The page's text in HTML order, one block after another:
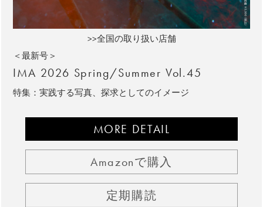
>>全国の取り扱い店舗
＜最新号＞
IMA 2026 Spring/Summer Vol.45
特集：実践する写真、探求としてのイメージ
MORE DETAIL
Amazonで購入
定期購読